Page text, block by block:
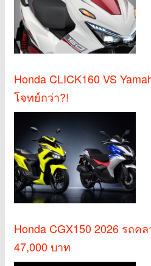
Honda CLICK160 VS
โจทย์กว่า?!
Honda CGX150 2026 รถค
47,000 บาท